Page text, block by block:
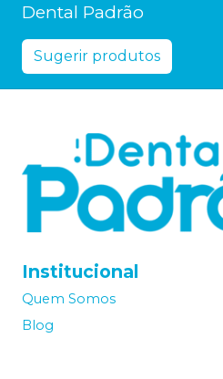
Dental Padrão
Sugerir produtos
Institucional
Quem Somos
Blog